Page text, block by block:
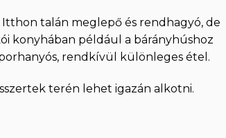
talán meglepő és rendhagyó, de
konyhában például a bárányhúshoz
rendkívül különleges étel.
terén lehet igazán alkotni.